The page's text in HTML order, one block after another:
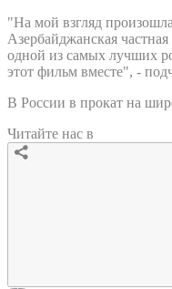
"На мой взгляд
Азербайджанская
одной из самых лучших
этот фильм вместе", -
В России в прокат на
Читайте нас в